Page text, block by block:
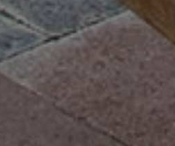
Hotels,
in einer Wohnung am Meer
etwas mehr als 700
finden Sie die perfekte Option,